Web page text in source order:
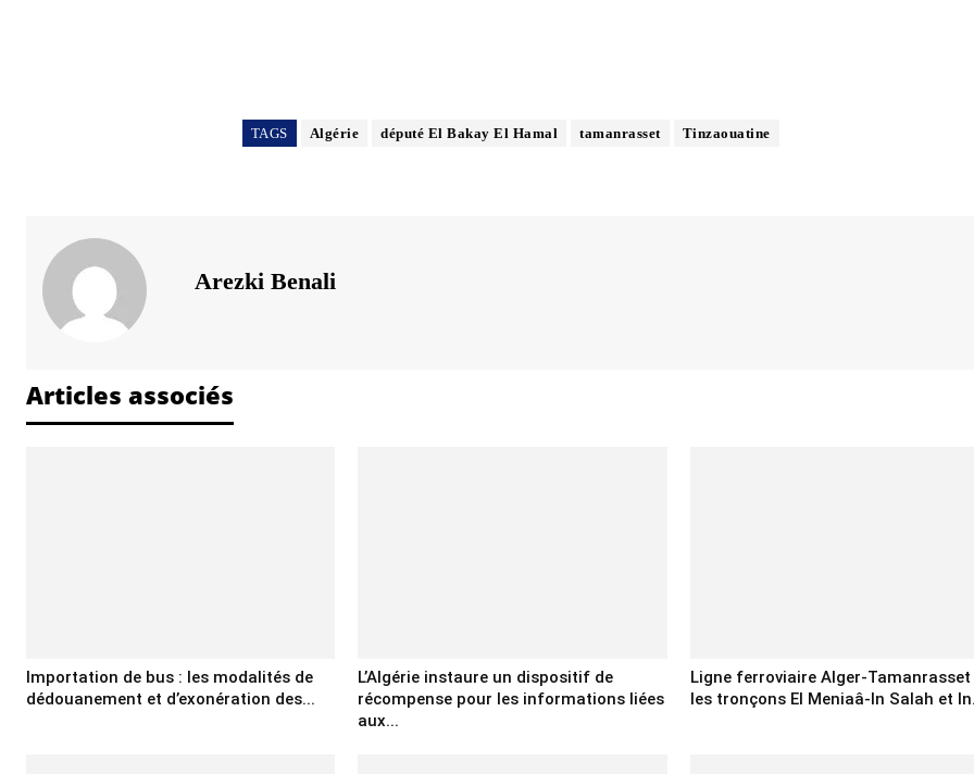
TAGS Algérie député El Bakay El Hamal tamanrasset Tinzaouatine
Arezki Benali
Articles associés
Importation de bus : les modalités de
dédouanement et d’exonération des...
L’Algérie instaure un dispositif de
récompense pour les informations liées
aux...
Ligne ferroviaire Alger-Tamanrasset
les tronçons El Meniaâ-In Salah et